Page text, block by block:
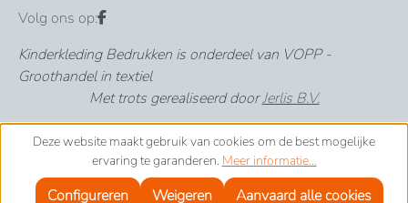
Volg ons op:
Kinderkleding Bedrukken is onderdeel van VOPP -
Groothandel in textiel
Met trots gerealiseerd doorJerlis B.V.
Deze website maakt gebruik van cookies om de best mogelijke
ervaring te garanderen. Meer informatie...
Weigeren
Configureren Aanvaard alle cookies